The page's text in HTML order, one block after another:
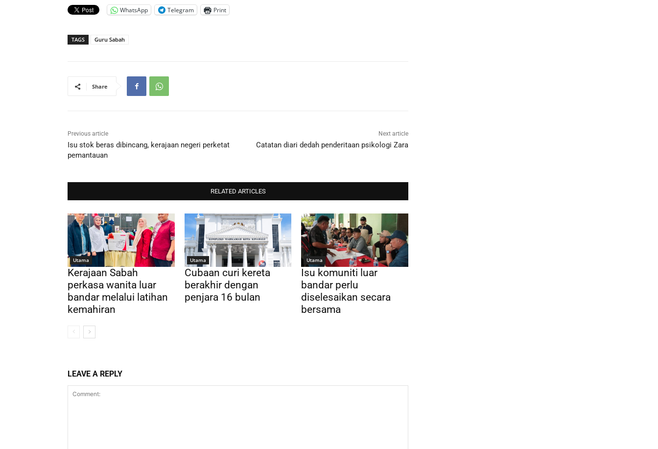
WhatsApp Telegram Print
TAGS Guru Sabah
Share
Previous article
Isu stok beras dibincang, kerajaan negeri perketat
pemantauan
Next article
Catatan diari dedah penderitaan psikologi Zara
RELATED ARTICLES
Utama
Kerajaan Sabah
perkasa wanita luar
bandar melalui latihan
kemahiran
Utama
Cubaan curi kereta
berakhir dengan
penjara 16 bulan
Utama
Isu komuniti luar
bandar perlu
diselesaikan secara
bersama
LEAVE A REPLY